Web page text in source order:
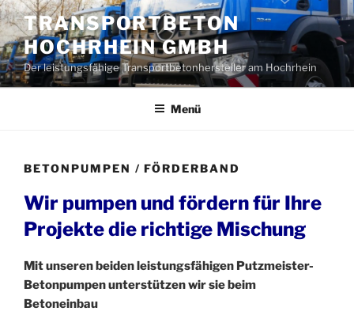
Zum
Inhalt
springen
TRANSPORTBETON
HOCHRHEIN GMBH
Der leistungsfähige Transportbetonhersteller am Hochrhein
Menü
BETONPUMPEN / FÖRDERBAND
Wir pumpen und fördern für Ihre
Projekte die richtige Mischung
Mit unseren beiden leistungsfähigen Putzmeister-
Betonpumpen unterstützen wir sie beim
Betoneinbau